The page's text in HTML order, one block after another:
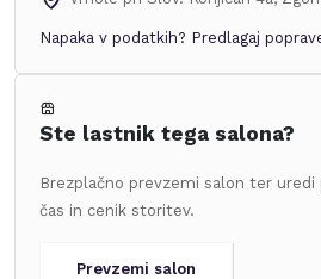
Napaka v podatkih? Predlagaj
Ste lastnik tega salona?
Brezplačno prevzemi salon ter
čas in cenik storitev.
Prevzemi salon